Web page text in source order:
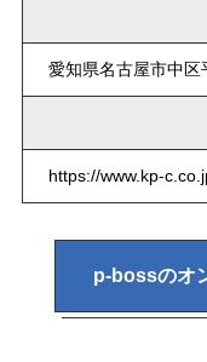
愛知県名古屋市中区
https://www.kp-
p-bossのオ